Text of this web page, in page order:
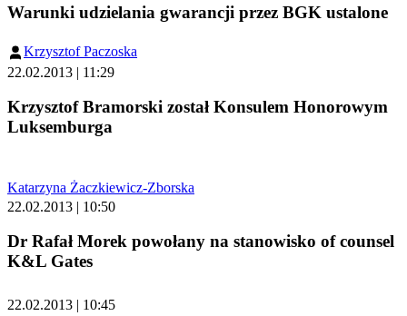
Warunki udzielania gwarancji przez BGK ustalone
Krzysztof Paczoska
22.02.2013 | 11:29
Krzysztof Bramorski został Konsulem Honorowym
Luksemburga
Katarzyna Żaczkiewicz-Zborska
22.02.2013 | 10:50
Dr Rafał Morek powołany na stanowisko of counsel
K&L Gates
22.02.2013 | 10:45